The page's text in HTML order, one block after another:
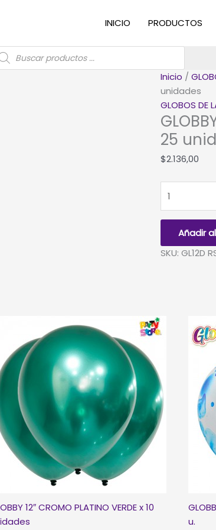
INICIO PRODUCTOS
Inicio /
unidades
GLOBOS DE
25
$2.136,00
12"
LISO
DECORADOR
ROSA
BEBE
Añadir
SKU: GL12D
12″ CROMO PLATINO VERDE x 10
u.